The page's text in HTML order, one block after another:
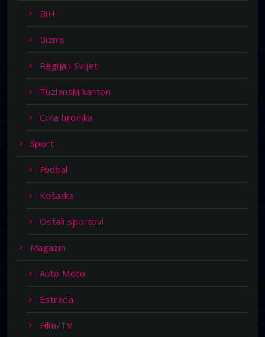
BiH
Biznis
Regija i Svijet
Tuzlanski kanton
Crna hronika
Sport
Fudbal
Košarka
Ostali sportovi
Magazin
Auto Moto
Estrada
Film/TV